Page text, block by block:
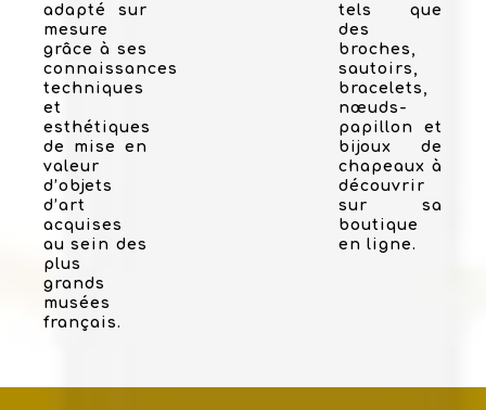
adapté sur
mesure
grâce à ses
connaissances
techniques
et
esthétiques
de mise en
valeur
d’objets
d’art
acquises
au sein des
plus
grands
musées
français.
tels que
des
broches,
sautoirs,
bracelets,
nœuds-
papillon et
bijoux de
chapeaux à
découvrir
sur sa
boutique
en ligne.